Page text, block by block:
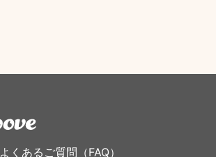
よくあるご質問（FAQ）